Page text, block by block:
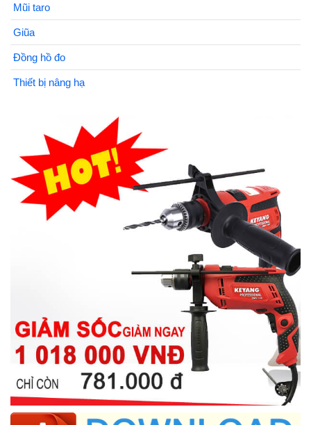
Mũi taro
Giũa
Đồng hồ đo
Thiết bị nâng hạ